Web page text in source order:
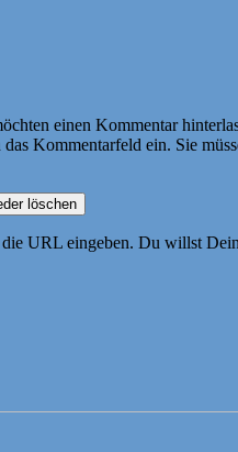
einen Kommentar
Kommentarfeld ein. Sie
URL eingeben. Du willst